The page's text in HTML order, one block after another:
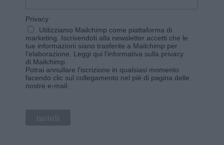
Privacy
Utilizziamo Mailchimp come piattaforma di
marketing. Iscrivendoti alla newsletter accetti che le
tue informazioni siano trasferite a Mailchimp per
l'elaborazione. Leggi qui l'informativa sulla privacy
di Mailchimp
Potrai annullare l'iscrizione in qualsiasi momento
facendo clic sul collegamento nel piè di pagina delle
nostre e-mail.